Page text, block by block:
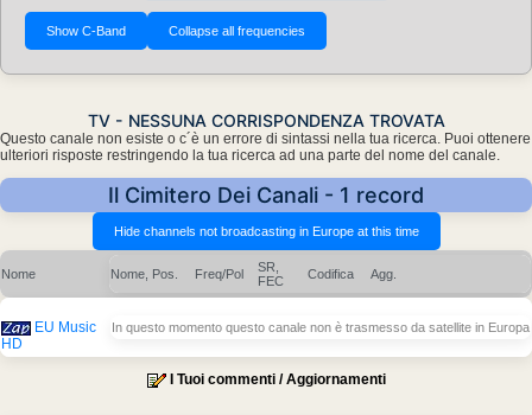
TV - NESSUNA CORRISPONDENZA TROVATA
Questo canale non esiste o c´è un errore di sintassi nella tua ricerca. Puoi ottenere
ulteriori risposte restringendo la tua ricerca ad una parte del nome del canale.
Il Cimitero Dei Canali - 1 record
Nome Nome, Pos. Freq/Pol
SR,
FEC
Codifica Agg.
EU Music
HD
In questo momento questo canale non è trasmesso da satellite in Europa
I Tuoi commenti / Aggiornamenti